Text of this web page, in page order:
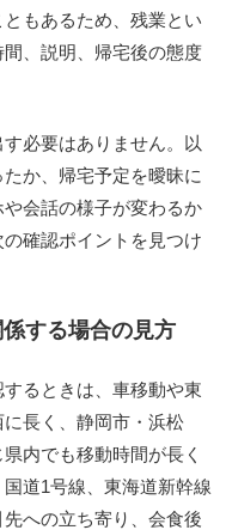
もあるため、残業とい
、説明、帰宅後の態度
必要はありません。以
か、帰宅予定を曖昧に
会話の様子が変わるか
確認ポイントを見つけ
する場合の見方
るときは、車移動や東
長く、静岡市・浜松
内でも移動時間が長く
道1号線、東海道新幹線
への立ち寄り、会食後